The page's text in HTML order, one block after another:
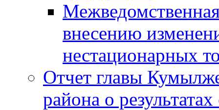
внесению
нестационарных
Отчет главы
района о